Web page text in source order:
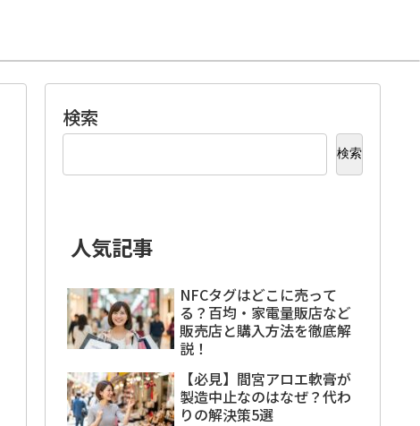
検索
検索
人気記事
NFCタグはどこに売って
る？百均・家電量販店など
販売店と購入方法を徹底解
説！
【必見】間宮アロエ軟膏が
製造中止なのはなぜ？代わ
りの解決策5選